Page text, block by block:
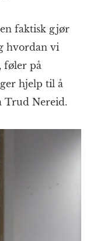
faktisk gjør
hvordan vi
føler på
hjelp til å
Trud Nereid.